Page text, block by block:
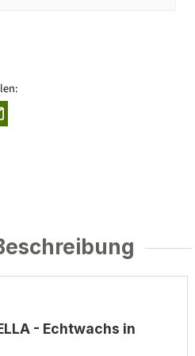
- Echtwachs in